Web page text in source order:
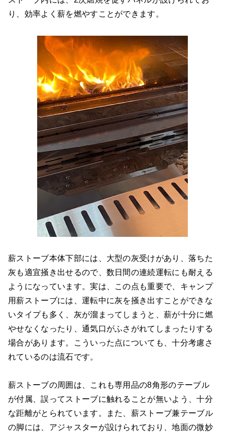
り、効率よく薪を燃やすことができます。
薪ストーブ本体下部には、大型の灰受けがあり、落ちた
灰も適宜掻き出せるので、数日間の連続運転にも耐える
ようになっています。実は、この点も重要で、キャンプ
用薪ストーブには、運転中に灰を掻き出すことができな
いタイプも多く、灰が溜まってしまうと、薪が十分に燃
やせなくなったり、通気口がふさがれてしまったりする
場合があります。こういった点についても、十分考慮さ
れているのは流石です。
薪ストーブの周囲は、これも専用品の8角形のテーブル
が付属、誤ってストーブに触れることが無いよう、十分
な距離がとられています。また、薪ストーブ兼テーブル
の脚には、アジャスターが設けられており、地面の微妙